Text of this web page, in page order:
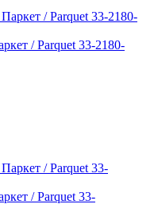
/ Parquet 33-2180-
/ Parquet 33-